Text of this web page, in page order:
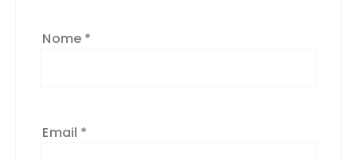
Nome *
Email *